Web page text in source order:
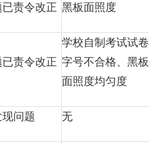
责令改正 黑板面照度
责令改正
学校自制考试试卷
字号不合格、黑板
面照度均匀度
问题 无